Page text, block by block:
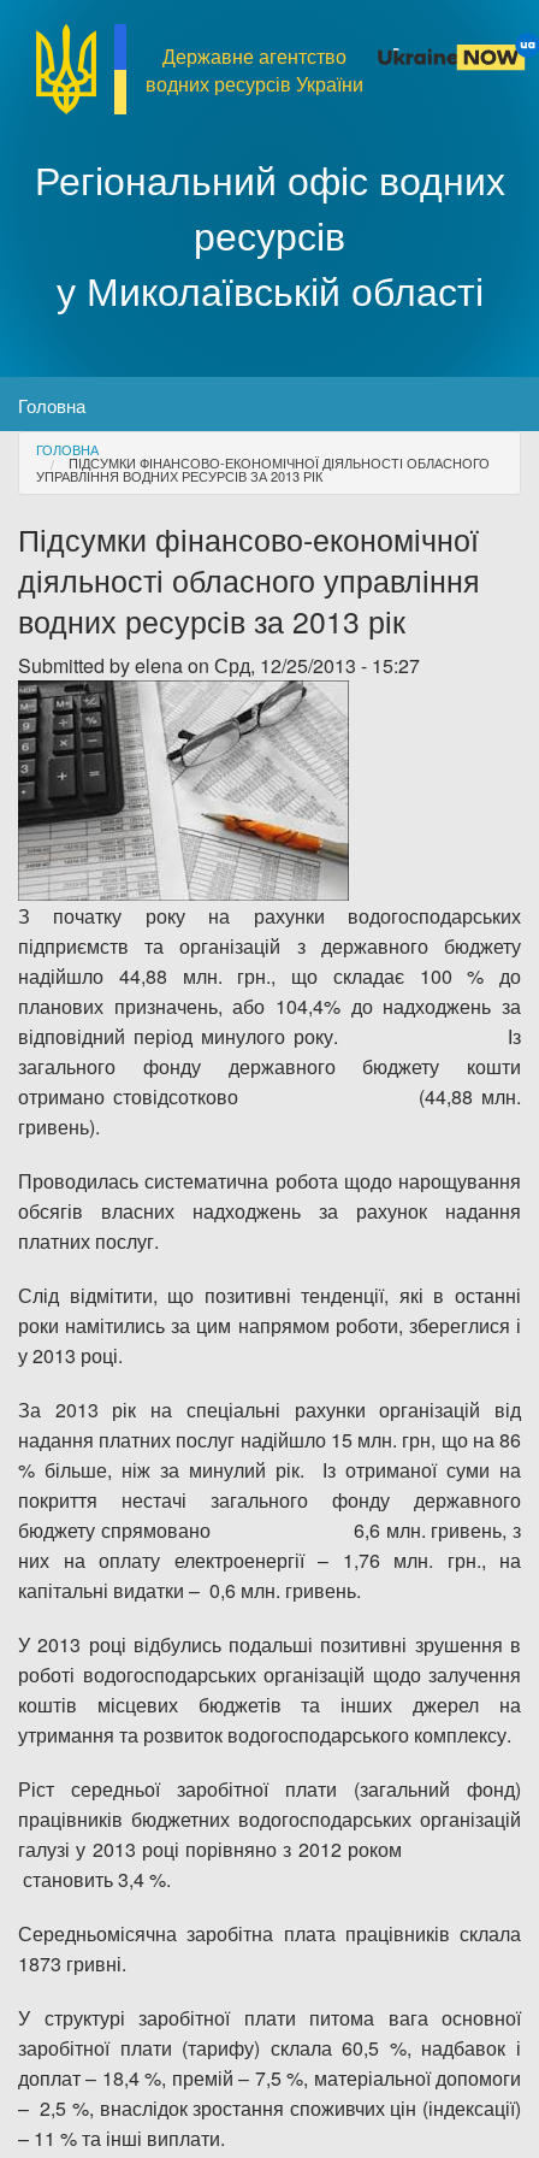
Регіональний офіс водних
ресурсів
у Миколаївській області
Державне агентство
водних ресурсів України
MENU
Головна
Про організацію
Дозвіл на спеціальне водокористування
Платні послуги
You are here
ГОЛОВНА
ПІДСУМКИ ФІНАНСОВО-ЕКОНОМІЧНОЇ ДІЯЛЬНОСТІ ОБЛАСНОГО
УПРАВЛІННЯ ВОДНИХ РЕСУРСІВ ЗА 2013 РІК
Підсумки фінансово-економічної
діяльності обласного управління
водних ресурсів за 2013 рік
Submitted byelenaon Срд, 12/25/2013 - 15:27
З початку року на рахунки водогосподарських
підприємств та організацій з державного бюджету
надійшло 44,88 млн. грн., що складає 100 % до
планових призначень, або 104,4% до надходжень за
відповідний період минулого року. Із
загального фонду державного бюджету кошти
отримано стовідсотково (44,88 млн.
гривень).
Проводилась систематична робота щодо нарощування
обсягів власних надходжень за рахунок надання
платних послуг.
Слід відмітити, що позитивні тенденції, які в останні
роки намітились за цим напрямом роботи, збереглися і
у 2013 році.
За 2013 рік на спеціальні рахунки організацій від
надання платних послуг надійшло 15 млн. грн, що на 86
% більше, ніж за минулий рік. Із отриманої суми на
покриття нестачі загального фонду державного
бюджету спрямовано 6,6 млн. гривень, з
них на оплату електроенергії – 1,76 млн. грн., на
капітальні видатки – 0,6 млн. гривень.
У 2013 році відбулись подальші позитивні зрушення в
роботі водогосподарських організацій щодо залучення
коштів місцевих бюджетів та інших джерел на
утримання та розвиток водогосподарського комплексу.
Ріст середньої заробітної плати (загальний фонд)
працівників бюджетних водогосподарських організацій
галузі у 2013 році порівняно з 2012 роком
становить 3,4 %.
Середньомісячна заробітна плата працівників склала
1873 гривні.
У структурі заробітної плати питома вага основної
заробітної плати (тарифу) склала 60,5 %, надбавок і
доплат – 18,4 %, премій – 7,5 %, матеріальної допомоги
– 2,5 %, внаслідок зростання споживчих цін (індексації)
– 11 % та інші виплати.